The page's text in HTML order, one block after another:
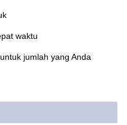
waktu
jumlah yang Anda